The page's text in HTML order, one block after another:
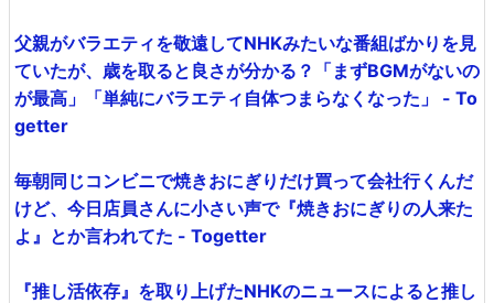
父親がバラエティを敬遠してNHKみたいな番組ばかりを見
ていたが、歳を取ると良さが分かる？「まずBGMがないの
が最高」「単純にバラエティ自体つまらなくなった」 - To
getter
毎朝同じコンビニで焼きおにぎりだけ買って会社行くんだ
けど、今日店員さんに小さい声で『焼きおにぎりの人来た
よ』とか言われてた - Togetter
『推し活依存』を取り上げたNHKのニュースによると推し